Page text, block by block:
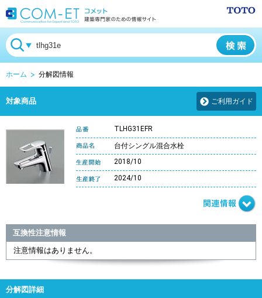
ホーム 分解図情報
対象商品 ご利用ガイド
TLHG31EFR
台付シングル混合水栓
2018/10
2024/10
互換性注意情報
注意情報はありません。
分解図詳細